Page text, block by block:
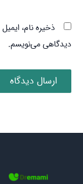
ذخیره نام،
دیدگاهی می‌نویسم.